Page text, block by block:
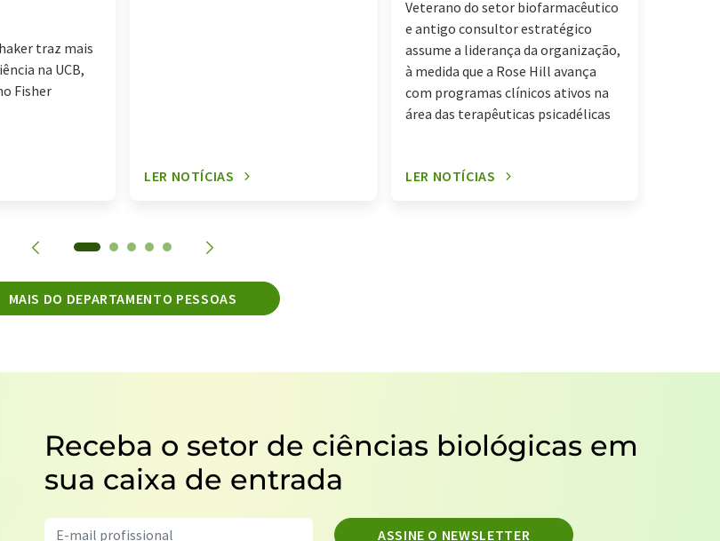
traz mais
na UCB,
Fisher
LER NOTÍCIAS
Veterano do setor biofarmacêutico
e antigo consultor estratégico
assume a liderança da organização,
à medida que a Rose Hill avança
com programas clínicos ativos na
área das terapêuticas psicadélicas
LER NOTÍCIAS
MAIS DO DEPARTAMENTO PESSOAS
Receba o setor de ciências biológicas em
sua caixa de entrada
ASSINE O NEWSLETTER